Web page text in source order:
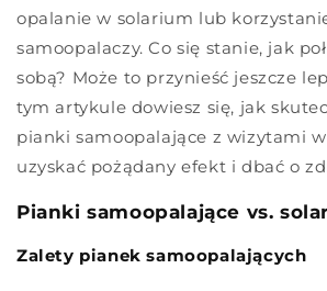
opalanie w solarium lub
samoopalaczy. Co się stanie, jak
sobą? Może to przynieść jeszcze
tym artykule dowiesz się, jak
pianki samoopalające z wizytami
uzyskać pożądany efekt i dbać o
Pianki samoopalające vs.
Zalety pianek samoopalających